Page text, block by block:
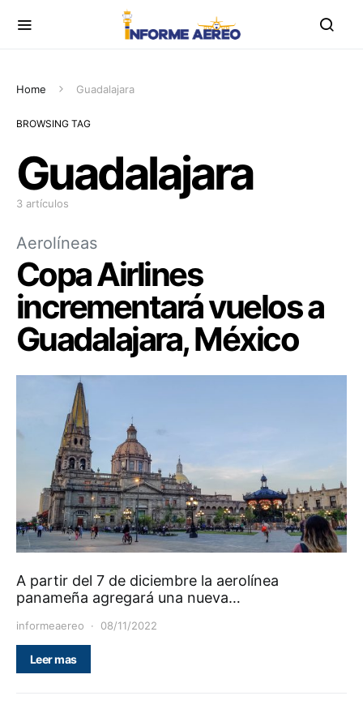
Home Guadalajara
BROWSING TAG
Guadalajara
3 artículos
Aerolíneas
Copa Airlines
incrementará vuelos a
Guadalajara, México
A partir del 7 de diciembre la aerolínea
panameña agregará una nueva…
informeaereo 08/11/2022
Leer mas